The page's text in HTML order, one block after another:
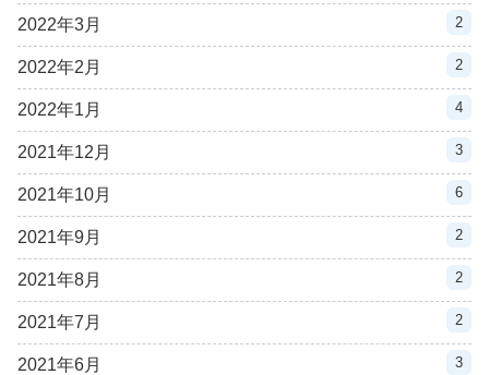
2022年3月 2
2022年2月 2
2022年1月 4
2021年12月 3
2021年10月 6
2021年9月 2
2021年8月 2
2021年7月 2
2021年6月 3